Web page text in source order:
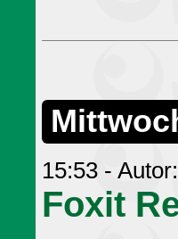
15:53 - Autor:
Foxit